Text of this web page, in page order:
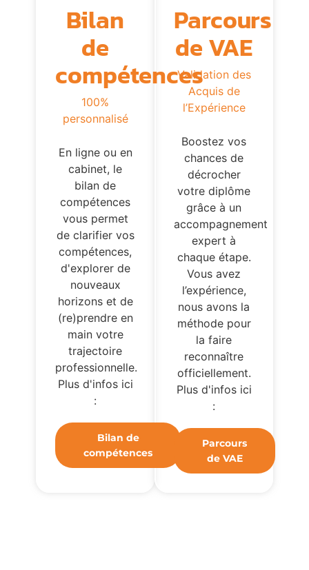
Bilan
de
compétences
100%
personnalisé
En ligne ou en
cabinet, le
bilan de
compétences
vous permet
de clarifier vos
compétences,
d'explorer de
nouveaux
horizons et de
(re)prendre en
main votre
trajectoire
professionnelle.
Plus d'infos ici
:
Bilan de
compétences
Parcours
de VAE
Validation des
Acquis de
l’Expérience
Boostez vos
chances de
décrocher
votre diplôme
grâce à un
accompagnement
expert à
chaque étape.
Vous avez
l’expérience,
nous avons la
méthode pour
la faire
reconnaître
officiellement.
Plus d'infos ici
:
Parcours
de VAE